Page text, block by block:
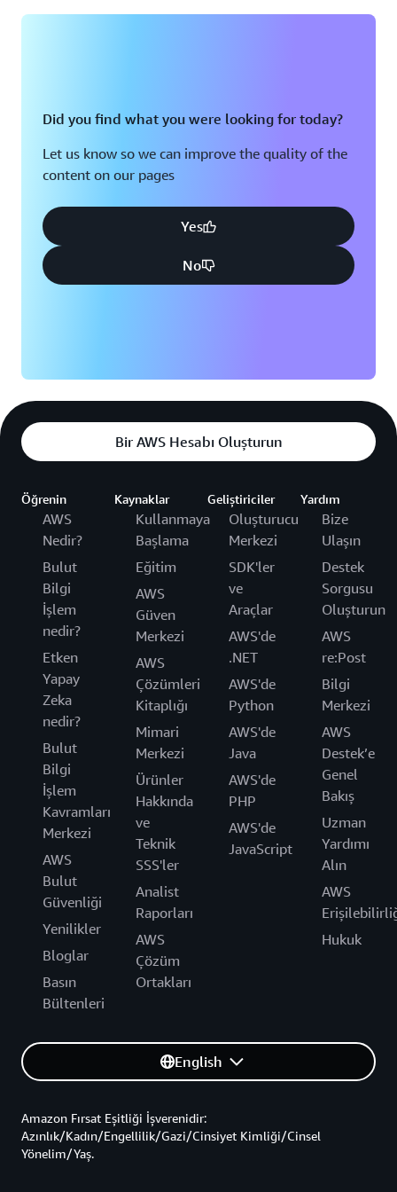
Did you find what you were looking for today?
Let us know so we can improve the quality of the
content on our pages
Yes
No
Bir AWS Hesabı Oluşturun
Öğrenin
AWS
Nedir?
Bulut
Bilgi
İşlem
nedir?
Etken
Yapay
Zeka
nedir?
Bulut
Bilgi
İşlem
Kavramları
Merkezi
AWS
Bulut
Güvenliği
Yenilikler
Bloglar
Basın
Bültenleri
Kaynaklar
Kullanmaya
Başlama
Eğitim
AWS
Güven
Merkezi
AWS
Çözümleri
Kitaplığı
Mimari
Merkezi
Ürünler
Hakkında
ve
Teknik
SSS'ler
Analist
Raporları
AWS
Çözüm
Ortakları
Geliştiriciler
Oluşturucu
Merkezi
SDK'ler
ve
Araçlar
AWS'de
.NET
AWS'de
Python
AWS'de
Java
AWS'de
PHP
AWS'de
JavaScript
Yardım
Bize
Ulaşın
Destek
Sorgusu
Oluşturun
AWS
re:Post
Bilgi
Merkezi
AWS
Destek’e
Genel
Bakış
Uzman
Yardımı
Alın
AWS
Hukuk
English
Amazon Fırsat Eşitliği İşverenidir:
Azınlık/Kadın/Engellilik/Gazi/Cinsiyet Kimliği/Cinsel
Yönelim/Yaş.